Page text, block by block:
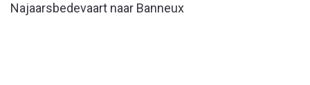
Najaarsbedevaart naar Banneux